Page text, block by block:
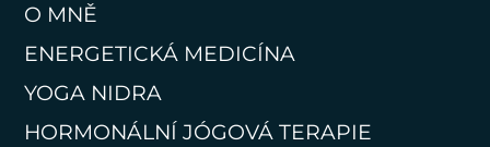
O MNĚ
ENERGETICKÁ MEDICÍNA
YOGA NIDRA
HORMONÁLNÍ JÓGOVÁ TERAPIE